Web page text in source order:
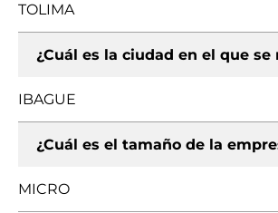
TOLIMA
¿Cuál es la ciudad en el que se
IBAGUE
¿Cuál es el tamaño de la
MICRO